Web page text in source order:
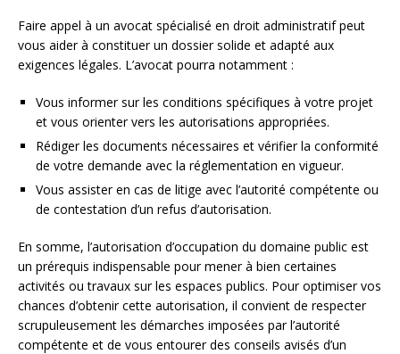
Faire appel à un avocat spécialisé en droit administratif peut
vous aider à constituer un dossier solide et adapté aux
exigences légales. L’avocat pourra notamment :
Vous informer sur les conditions spécifiques à votre projet
et vous orienter vers les autorisations appropriées.
Rédiger les documents nécessaires et vérifier la conformité
de votre demande avec la réglementation en vigueur.
Vous assister en cas de litige avec l’autorité compétente ou
de contestation d’un refus d’autorisation.
En somme, l’autorisation d’occupation du domaine public est
un prérequis indispensable pour mener à bien certaines
activités ou travaux sur les espaces publics. Pour optimiser vos
chances d’obtenir cette autorisation, il convient de respecter
scrupuleusement les démarches imposées par l’autorité
compétente et de vous entourer des conseils avisés d’un